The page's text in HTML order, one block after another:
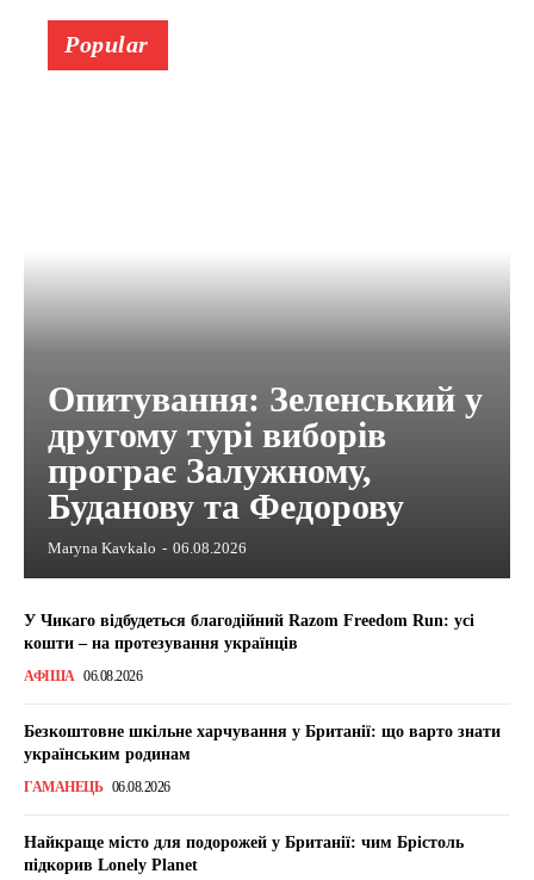
Popular
Опитування: Зеленський у
другому турі виборів
програє Залужному,
Буданову та Федорову
Maryna Kavkalo - 06.08.2026
У Чикаго відбудеться благодійний Razom Freedom Run: усі
кошти – на протезування українців
АФІША 06.08.2026
Безкоштовне шкільне харчування у Британії: що варто знати
українським родинам
ГАМАНЕЦЬ 06.08.2026
Найкраще місто для подорожей у Британії: чим Брістоль
підкорив Lonely Planet